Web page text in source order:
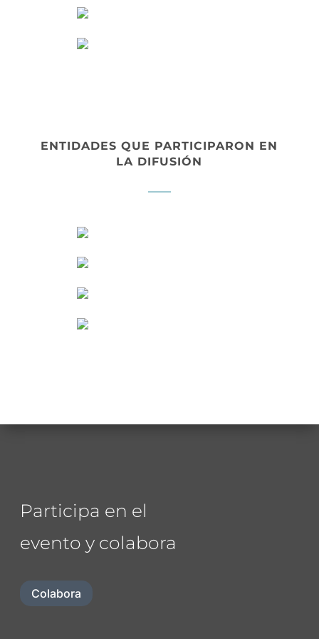
ENTIDADES QUE PARTICIPARON EN
LA DIFUSIÓN
Participa en el
evento y colabora
Colabora